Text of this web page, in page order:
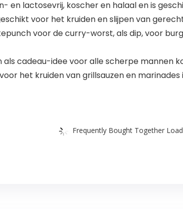
en lactosevrij, koscher en halaal en is
voor het kruiden en slijpen van
voor de curry-worst, als dip, voor
als cadeau-idee voor alle scherpe mannen
het kruiden van grillsauzen en marinades
Frequently Bought Together